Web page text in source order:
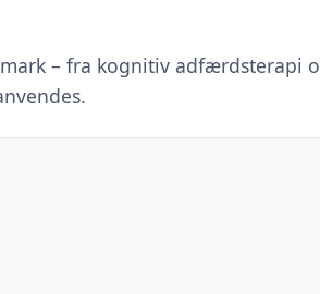
– fra kognitiv adfærdsterapi